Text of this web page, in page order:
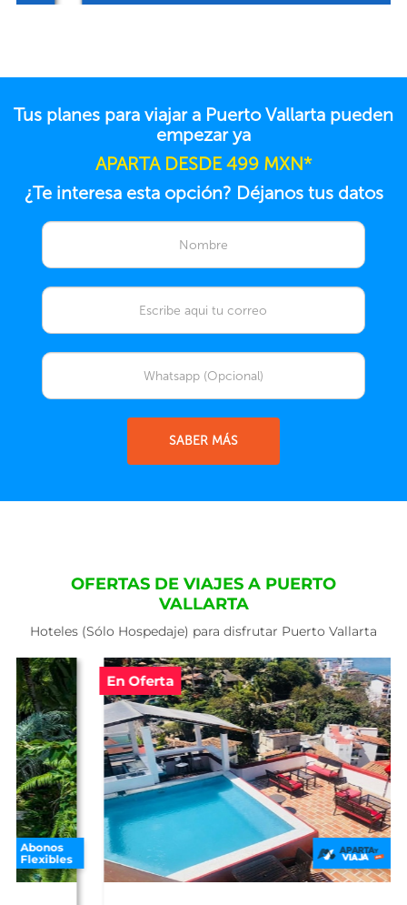
Tus planes para viajar a Puerto Vallarta pueden
empezar ya
APARTA DESDE 499 MXN*
¿Te interesa esta opción? Déjanos tus datos
SABER MÁS
OFERTAS DE VIAJES A PUERTO
VALLARTA
Hoteles (Sólo Hospedaje) para disfrutar Puerto Vallarta
En Oferta
Abonos
Flexibles